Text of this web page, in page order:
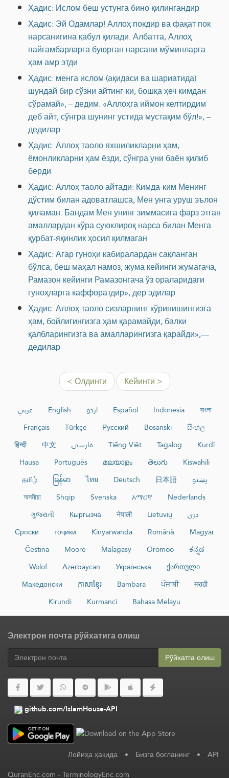
Ҳадис: Ислом беш устунга бино қилингандир
Ҳадис: Эй Одамлар! Аллоҳ покдир ва фақат пок
нарсанигина қабул қилади. Албатта, Аллоҳ
пайғамбарларга буюрган нарсани мўминларга
ҳам амр этди
Ҳадис: менга ислом (ақидаси ва шариатида)
шундай бир сўзни айтинг-ки, бошқа ҳеч кимдан
сўрамай», – дедим. «Аллоҳга иймон келтирдим
деб айт, сўнгра шунинг устида мустақим бўл!», –
дедилар
Ҳадис: Аллоҳ таоло яхшиликларни ҳам,
ёмонликларни ҳам ёзди, сўнгра уни баён қилиб
берди
Ҳадис: Аллоҳ таоло айтади: Кимда-ким Менинг
дўстим билан адоватлашса, Мен унга уруш эълон
қиламан. Бандам Мен унинг зиммасига фарз этган
амаллардан кўра суюклироқ нарса билан Менга
қурбат-яқинлик ҳосил қилмаган
Ҳадис: Агар гуноҳи кабиралардан сақланган
бўлса, беш маҳал намоз, жума кейинги жумагача,
Рамазон кейинги Рамазонгача ўз ораларидаги
гуноҳларга каффоратдир», дер эдилар
Ҳадис: Аллоҳ таоло сизларнинг кўринишингизга
ҳам, бойлигингизга ҳам қарамайди, балки
қалбларингизга ва амалларингизга қарайди»,—
дедилар
< Олдинги Кейинги >
عربي English اردو Español Indonesia
বাংলা
Français
Türkçe Русский Bosanski
සිංහල
हिन्दी
中文 فارسی Tiếng Việt Tagalog
Kurdî
Hausa
Português മലയാളം తెలుగు
Kiswahili
தமிழ்
မြန်မာ ไทย Deutsch 日本語
پښتو
অসমীয়া
Shqip Svenska አማርኛ
Nederlands
ગુજરાતી
Кыргызча नेपाली Lietuvių
دری
Српски
тоҷикӣ Kinyarwanda Română
Magyar
Čeština
Moore Malagasy Oromoo
ಕನ್ನಡ
Wolof
Azərbaycan Українська
ქართული
Македонски
ភាសាខ្មែរ Bambara ਪੰਜਾਬੀ
मराठी
Kirundi
Kurmancî Bahasa Melayu
Электрон почта рўйхатига олиш
Рўйхатга олиш
github.com/IslamHouse-API
Лойиҳа ҳақида • Бизга боғланинг • API
QuranEnc.com-TerminologyEnc.com